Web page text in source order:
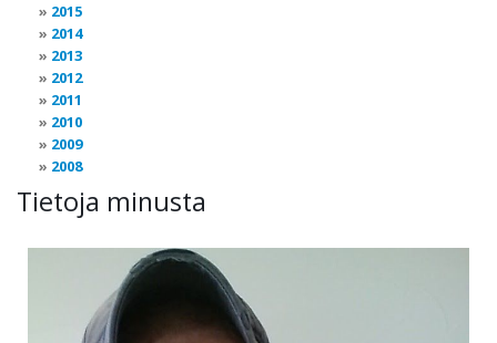
2015
2014
2013
2012
2011
2010
2009
2008
Tietoja minusta